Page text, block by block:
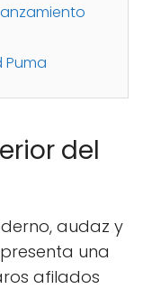
Puma
del
audaz y
una
afilados